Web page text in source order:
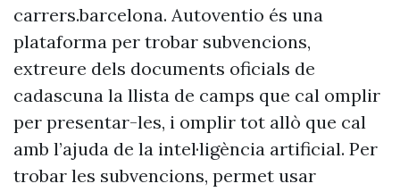
carrers.barcelona. Autoventio és una
plataforma per trobar subvencions,
extreure dels documents oficials de
cadascuna la llista de camps que cal omplir
per presentar-les, i omplir tot allò que cal
amb l’ajuda de la intel·ligència artificial. Per
trobar les subvencions, permet usar